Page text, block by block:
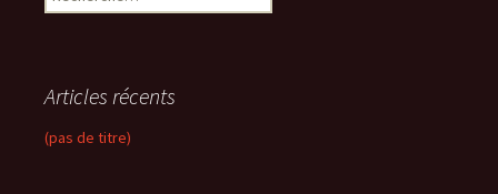
e
r
c
h
Articles récents
(pas de titre)